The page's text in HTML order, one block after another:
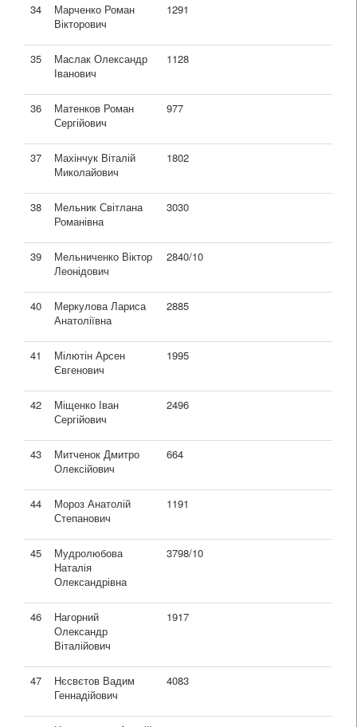
34
Марченко Роман
Вікторович
1291
35
Маслак Олександр
Іванович
1128
36
Матенков Роман
Сергійович
977
37
Махінчук Віталій
Миколайович
1802
38
Мельник Світлана
Романівна
3030
39
Мельниченко Віктор
Леонідович
2840/10
40
Меркулова Лариса
Анатоліївна
2885
41
Мілютін Арсен
Євгенович
1995
42
Міщенко Іван
Сергійович
2496
43
Митченок Дмитро
Олексійович
664
44
Мороз Анатолій
Степанович
1191
45
Мудролюбова
Наталія
Олександрівна
3798/10
46
Нагорний
Олександр
Віталійович
1917
47
Нєсвєтов Вадим
Геннадійович
4083